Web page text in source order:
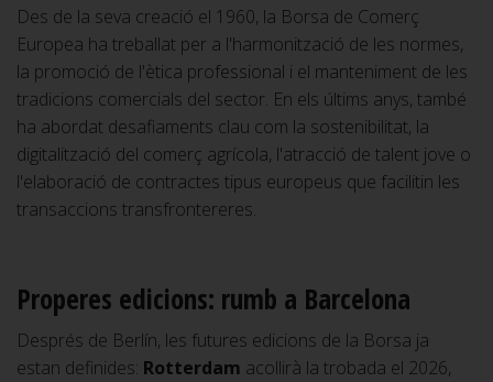
Des de la seva creació el 1960, la Borsa de Comerç
Europea ha treballat per a l'harmonització de les normes,
la promoció de l'ètica professional i el manteniment de les
tradicions comercials del sector. En els últims anys, també
ha abordat desafiaments clau com la sostenibilitat, la
digitalització del comerç agrícola, l'atracció de talent jove o
l'elaboració de contractes tipus europeus que facilitin les
transaccions transfrontereres.
Properes edicions: rumb a Barcelona
Després de Berlín, les futures edicions de la Borsa ja
estan definides: Rotterdam acollirà la trobada el 2026,